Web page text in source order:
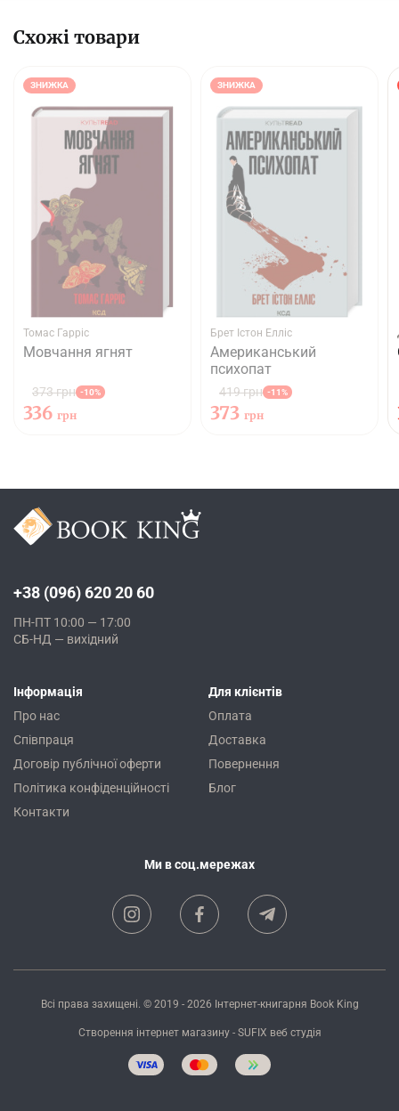
Схожі товари
ЗНИЖКА
Томас Гарріс
Мовчання ягнят
373 грн -10%
336 грн
ЗНИЖКА
Брет Істон Елліс
Американський
психопат
419 грн -11%
373 грн
+38 (096) 620 20 60
ПН-ПТ 10:00 — 17:00
СБ-НД — вихідний
Інформація
Про нас
Співпраця
Договір публічної оферти
Політика конфіденційності
Контакти
Для клієнтів
Оплата
Доставка
Повернення
Блог
Ми в соц.мережах
Всі права захищені. © 2019 - 2026 Інтернет-книгарня Book King
Створення інтернет магазину- SUFIX веб студія